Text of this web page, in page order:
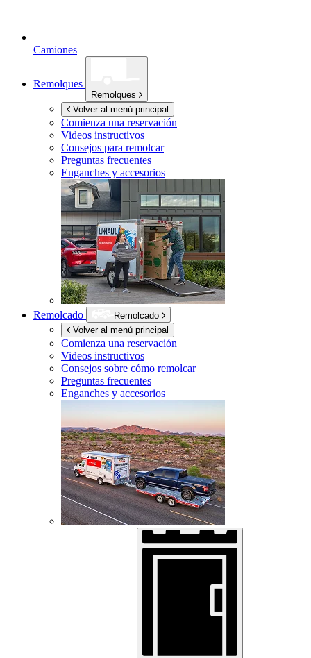
Camiones
Remolques
Remolques
Volver al menú principal
Comienza una reservación
Videos instructivos
Consejos para remolcar
Preguntas frecuentes
Enganches y accesorios
Remolcado
Remolcado
Volver al menú principal
Comienza una reservación
Videos instructivos
Consejos sobre cómo remolcar
Preguntas frecuentes
Enganches y accesorios